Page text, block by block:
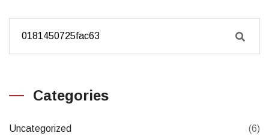
Categories
Uncategorized (6)